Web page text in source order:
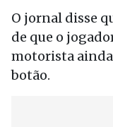
O jornal disse
de que o
motorista
botão.